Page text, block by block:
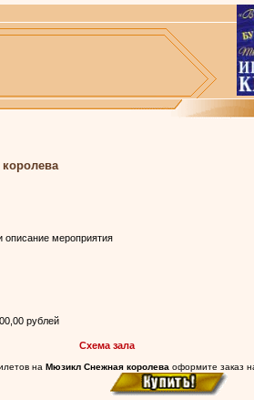
мероприятия
рублей
Схема зала
на Мюзикл Снежная королева оформите заказ